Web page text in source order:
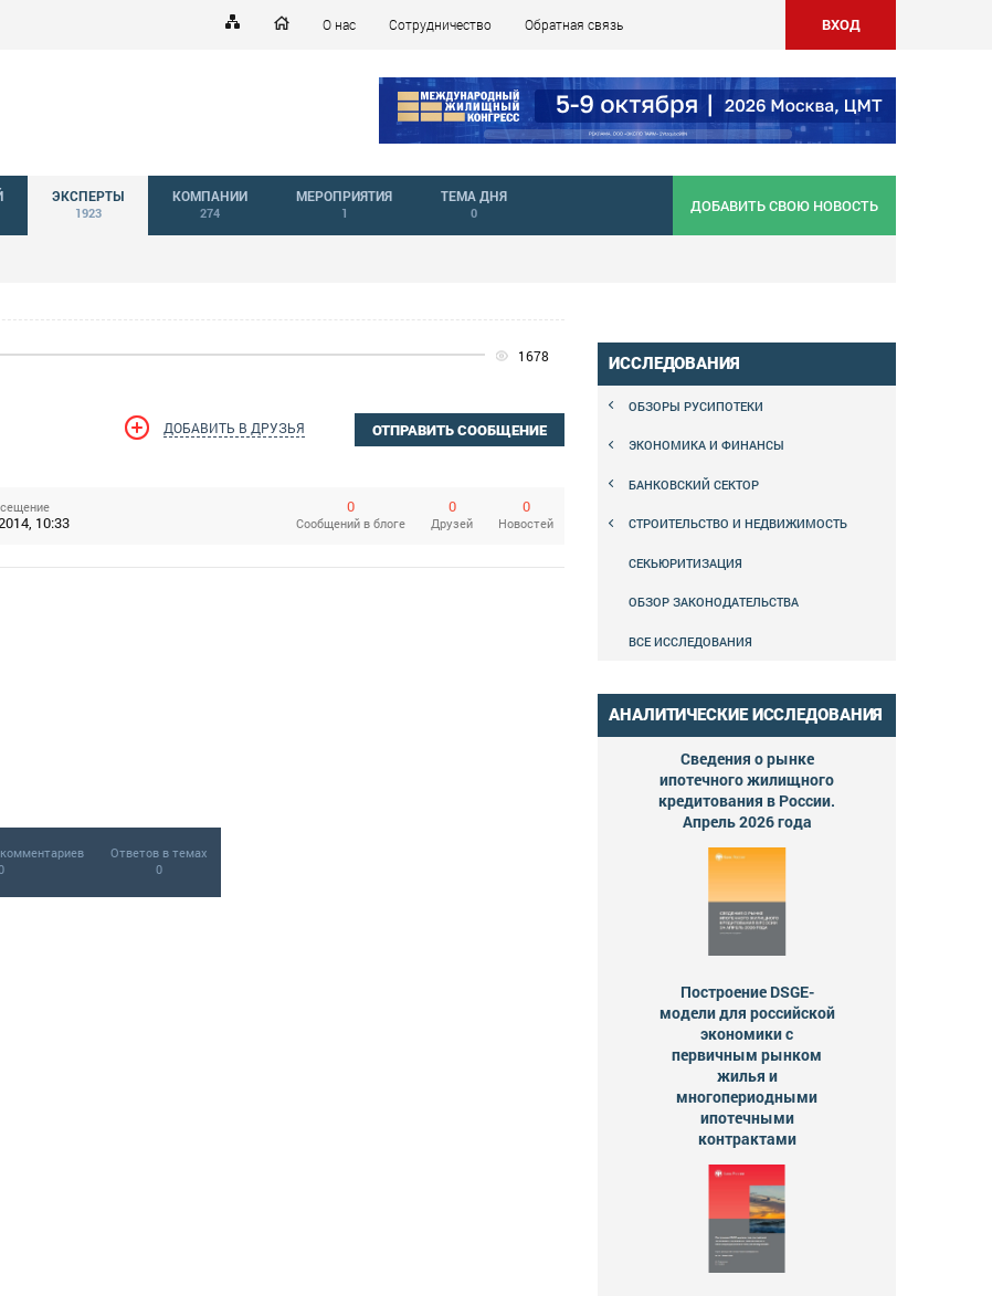
О нас Сотрудничество Обратная связь ВХОД
ЭКСПЕРТЫ
1923
КОМПАНИИ
274
МЕРОПРИЯТИЯ
1
ТЕМА ДНЯ
0 ДОБАВИТЬ СВОЮ НОВОСТЬ
1678
ДОБАВИТЬ В ДРУЗЬЯ ОТПРАВИТЬ СООБЩЕНИЕ
10:33
0
Сообщений в блоге
0
Друзей
0
Новостей
Ответов в темах
0
ИССЛЕДОВАНИЯ
ОБЗОРЫ РУСИПОТЕКИ
ЭКОНОМИКА И ФИНАНСЫ
БАНКОВСКИЙ СЕКТОР
СТРОИТЕЛЬСТВО И НЕДВИЖИМОСТЬ
СЕКЬЮРИТИЗАЦИЯ
ОБЗОР ЗАКОНОДАТЕЛЬСТВА
ВСЕ ИССЛЕДОВАНИЯ
АНАЛИТИЧЕСКИЕ ИССЛЕДОВАНИЯ
Сведения о рынке
ипотечного жилищного
кредитования в России.
Апрель 2026 года
Построение DSGE-
модели для российской
экономики с
первичным рынком
жилья и
многопериодными
ипотечными
контрактами